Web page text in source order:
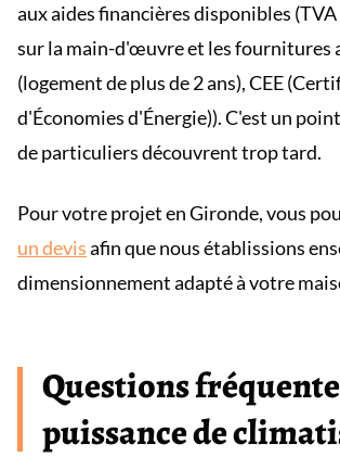
aux aides financières disponibles
sur la main-d'œuvre et les fournitures
(logement de plus de 2 ans), CEE
d'Économies d'Énergie)). C'est un
de particuliers découvrent trop tard.
Pour votre projet en Gironde, vous
un devisafin que nous établissions
dimensionnement adapté à votre
Questions
puissance de